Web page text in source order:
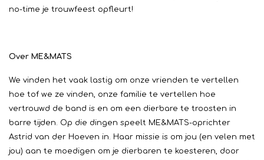
no-time je trouwfeest opfleurt!
Over ME&MATS
We vinden het vaak lastig om onze vrienden te vertellen
hoe tof we ze vinden, onze familie te vertellen hoe
vertrouwd de band is en om een dierbare te troosten in
barre tijden. Op die dingen speelt ME&MATS-oprichter
Astrid van der Hoeven in. Haar missie is om jou (en velen met
jou) aan te moedigen om je dierbaren te koesteren, door